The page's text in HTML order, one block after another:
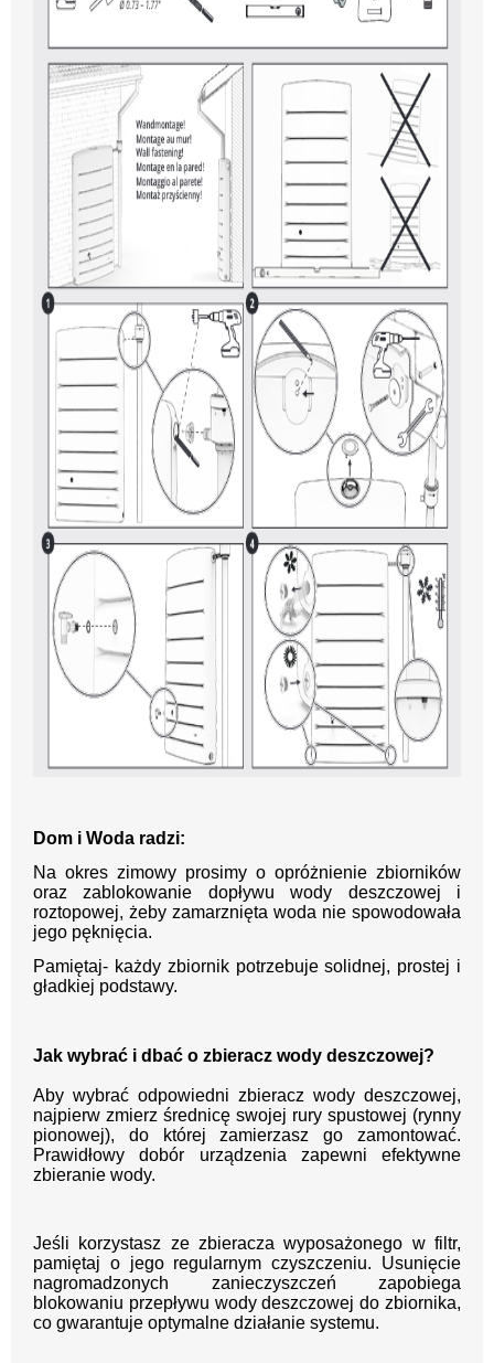
Dom i Woda radzi:
Na okres zimowy prosimy o opróżnienie zbiorników
oraz zablokowanie dopływu wody deszczowej i
roztopowej, żeby zamarznięta woda nie spowodowała
jego pęknięcia.
Pamiętaj- każdy zbiornik potrzebuje solidnej, prostej i
gładkiej podstawy.
Jak wybrać i dbać o zbieracz wody deszczowej?
Aby wybrać odpowiedni zbieracz wody deszczowej,
najpierw zmierz średnicę swojej rury spustowej (rynny
pionowej), do której zamierzasz go zamontować.
Prawidłowy dobór urządzenia zapewni efektywne
zbieranie wody.
Jeśli korzystasz ze zbieracza wyposażonego w filtr,
pamiętaj o jego regularnym czyszczeniu. Usunięcie
nagromadzonych zanieczyszczeń zapobiega
blokowaniu przepływu wody deszczowej do zbiornika,
co gwarantuje optymalne działanie systemu.